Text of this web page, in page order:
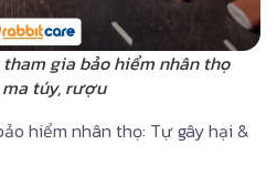
gia bảo hiểm nhân thọ
túy, rượu
hiểm nhân thọ: Tự gây hại &